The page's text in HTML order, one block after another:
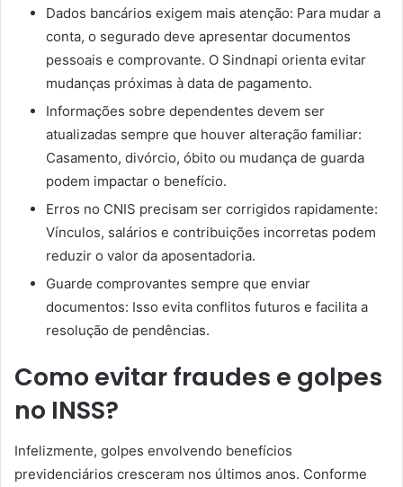
Dados bancários exigem mais atenção: Para mudar a
conta, o segurado deve apresentar documentos
pessoais e comprovante. O Sindnapi orienta evitar
mudanças próximas à data de pagamento.
Informações sobre dependentes devem ser
atualizadas sempre que houver alteração familiar:
Casamento, divórcio, óbito ou mudança de guarda
podem impactar o benefício.
Erros no CNIS precisam ser corrigidos rapidamente:
Vínculos, salários e contribuições incorretas podem
reduzir o valor da aposentadoria.
Guarde comprovantes sempre que enviar
documentos: Isso evita conflitos futuros e facilita a
resolução de pendências.
Como evitar fraudes e golpes
no INSS?
Infelizmente, golpes envolvendo benefícios
previdenciários cresceram nos últimos anos. Conforme